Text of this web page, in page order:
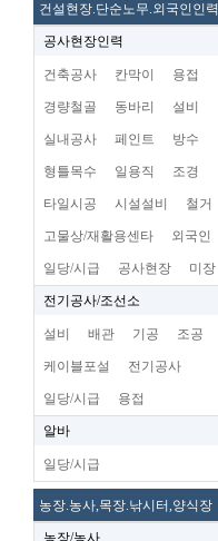
건설현장.단순노무.외국인인력
공사현장인력
건축공사 칸막이 용접
경량철골 동바리 설비
실내공사 페인트 방수
형틀목수 일용직 조경
타일시공 시설설비 철거
고물상/재활용센타 외국인
일당/시급 공사현장 미장
전기공사/조선소
설비 배관 기공 조공
케이블포설 전기공사
일당/시급 용접
알바
일당/시급
농장.농사,목장.낚시터,양식장
농장/농사